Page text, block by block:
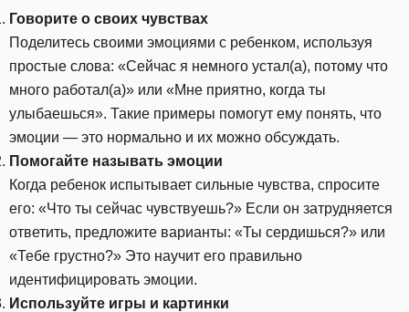
Говорите о своих чувствах
Поделитесь своими эмоциями с ребенком, используя
простые слова: «Сейчас я немного устал(а), потому что
много работал(а)» или «Мне приятно, когда ты
улыбаешься». Такие примеры помогут ему понять, что
эмоции — это нормально и их можно обсуждать.
Помогайте называть эмоции
Когда ребенок испытывает сильные чувства, спросите
его: «Что ты сейчас чувствуешь?» Если он затрудняется
ответить, предложите варианты: «Ты сердишься?» или
«Тебе грустно?» Это научит его правильно
идентифицировать эмоции.
Используйте игры и картинки